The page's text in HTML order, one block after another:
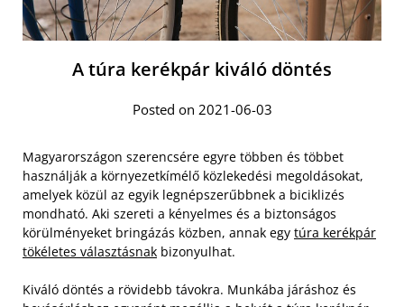
A túra kerékpár kiváló döntés
Posted on 2021-06-03
Magyarországon szerencsére egyre többen és többet
használják a környezetkímélő közlekedési megoldásokat,
amelyek közül az egyik legnépszerűbbnek a biciklizés
mondható. Aki szereti a kényelmes és a biztonságos
körülményeket bringázás közben, annak egy túra kerékpár
tökéletes választásnak bizonyulhat.
Kiváló döntés a rövidebb távokra. Munkába járáshoz és